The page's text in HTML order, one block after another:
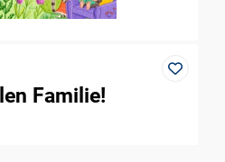
Familie!